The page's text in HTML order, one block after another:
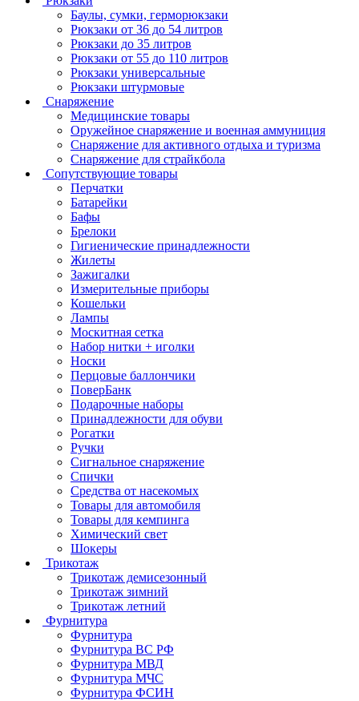
Баулы, сумки, герморюкзаки
Рюкзаки от 36 до 54 литров
Рюкзаки до 35 литров
Рюкзаки от 55 до 110 литров
Рюкзаки универсальные
Рюкзаки штурмовые
Снаряжение
Медицинские товары
Оружейное снаряжение и военная аммуниция
Снаряжение для активного отдыха и туризма
Снаряжение для страйкбола
Сопутствующие товары
Перчатки
Батарейки
Бафы
Брелоки
Гигиенические принадлежности
Жилеты
Зажигалки
Измерительные приборы
Кошельки
Лампы
Москитная сетка
Набор нитки + иголки
Носки
Перцовые баллончики
ПоверБанк
Подарочные наборы
Принадлежности для обуви
Рогатки
Ручки
Сигнальное снаряжение
Спички
Средства от насекомых
Товары для автомобиля
Товары для кемпинга
Химический свет
Шокеры
Трикотаж
Трикотаж демисезонный
Трикотаж зимний
Трикотаж летний
Фурнитура
Фурнитура
Фурнитура ВС РФ
Фурнитура МВД
Фурнитура МЧС
Фурнитура ФСИН